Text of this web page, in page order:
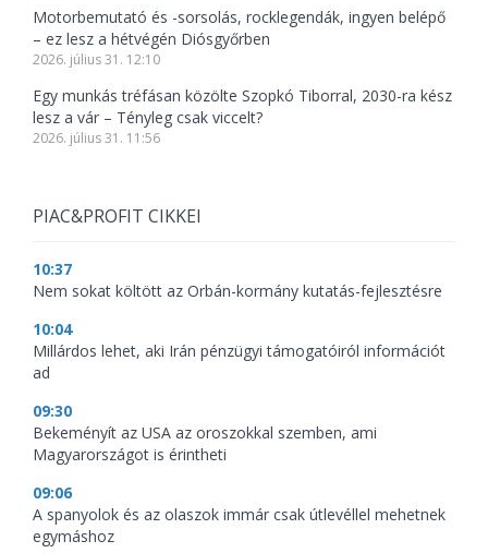
Motorbemutató és -sorsolás, rocklegendák, ingyen belépő
– ez lesz a hétvégén Diósgyőrben
2026. július 31. 12:10
Egy munkás tréfásan közölte Szopkó Tiborral, 2030-ra kész
lesz a vár – Tényleg csak viccelt?
2026. július 31. 11:56
PIAC&PROFIT CIKKEI
10:37
Nem sokat költött az Orbán-kormány kutatás-fejlesztésre
10:04
Millárdos lehet, aki Irán pénzügyi támogatóiról információt
ad
09:30
Bekeményít az USA az oroszokkal szemben, ami
Magyarországot is érintheti
09:06
A spanyolok és az olaszok immár csak útlevéllel mehetnek
egymáshoz